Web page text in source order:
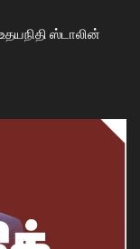
ஸ்டாலின்